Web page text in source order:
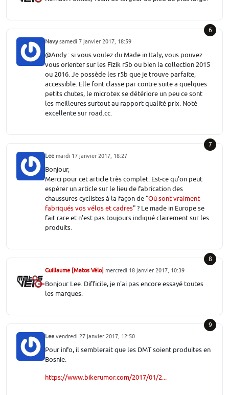
6
Navysamedi 7 janvier 2017, 18:59
@Andy : si vous voulez du Made in Italy, vous pouvez
vous orienter sur les Fizik r5b ou bien la collection 2015
ou 2016. Je possède les r5b que je trouve parfaite,
accessible. Elle font classe par contre suite a quelques
petits chutes, le microtex se détériore un peu ce sont
les meilleures surtout au rapport qualité prix. Noté
excellente sur road.cc.
7
Lee mardi 17 janvier 2017, 18:27
Bonjour,
Merci pour cet article très complet. Est-ce qu'on peut
espérer un article sur le lieu de fabrication des
chaussures cyclistes à la façon de "Où sont vraiment
fabriqués vos vélos et cadres" ? Le made in Europe se
fait rare et n'est pas toujours indiqué clairement sur les
produits.
8
Guillaume [Matos Vélo] mercredi 18 janvier 2017, 10:39
Bonjour Lee. Difficile, je n'ai pas encore essayé toutes
les marques.
9
Lee vendredi 27 janvier 2017, 12:50
Pour info, il semblerait que les DMT soient produites en
Bosnie.
https://www.bikerumor.com/2017/01/2...